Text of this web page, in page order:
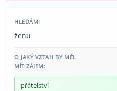
HLEDÁM:
ženu
O JAKÝ VZTAH BY MĚL
MÍT ZÁJEM:
přátelství